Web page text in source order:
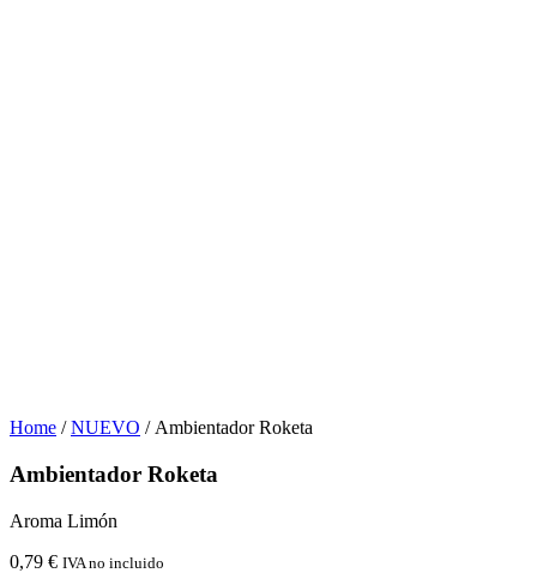
Home /NUEVO / Ambientador Roketa
Ambientador Roketa
Aroma Limón
0,79 € IVA no incluido